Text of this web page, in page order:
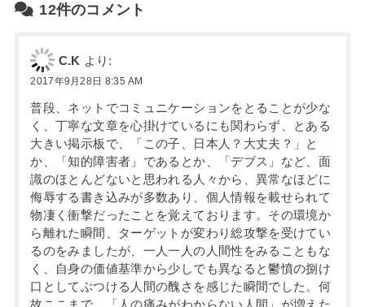
12件のコメント
C.K より:
2017年9月28日 8:35 AM
普段、ネットでコミュニケーションをとることが少な
く、丁寧な文章を心掛けているにも関わらず、とある
大きい掲示板で、「この子、日本人？大丈夫？」と
か、「知的障害者」であるとか、「デブス」など、面
識のほとんどないと思われる人々から、異常なほどに
侮辱する書き込みが多数あり、個人情報を載せられて
物凄く衝撃だったことを覚えております。その環境か
ら離れた瞬間、ターゲットが変わり総攻撃を受けてい
るのをみましたが、一人一人の人間性をみることもな
く、自身の価値基準から少しでも異なると鬱憤の捌け
口としてぶつける人間の醜さを感じた瞬間でした。何